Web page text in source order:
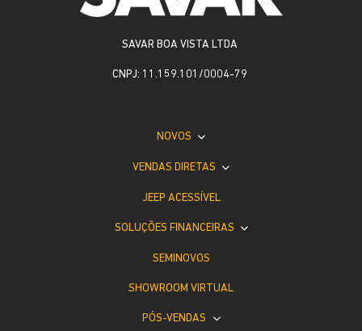
SAVAR BOA VISTA LTDA
CNPJ: 11.159.101/0004-79
NOVOS
VENDAS DIRETAS
JEEP ACESSÍVEL
SOLUÇÕES FINANCEIRAS
SEMINOVOS
SHOWROOM VIRTUAL
PÓS-VENDAS